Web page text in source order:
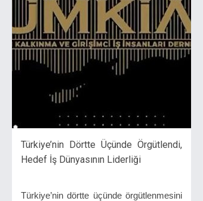
Türkiye’nin Dörtte Üçünde Örgütlendi,
Hedef İş Dünyasının Liderliği
Türkiye’nin dörtte üçünde örgütlenmesini